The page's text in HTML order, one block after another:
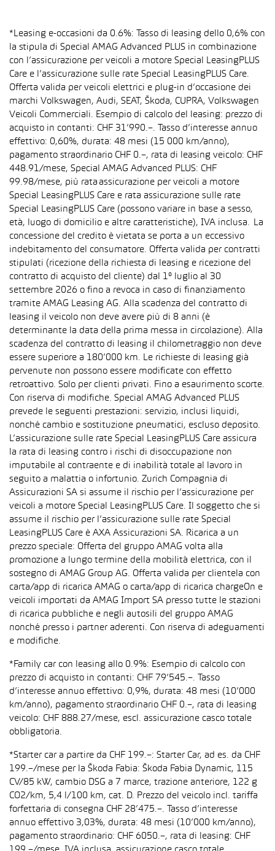
*Leasing e-occasioni da 0.6%: Tasso di leasing dello 0,6% con
la stipula di Special AMAG Advanced PLUS in combinazione
con l’assicurazione per veicoli a motore Special LeasingPLUS
Care e l’assicurazione sulle rate Special LeasingPLUS Care.
Offerta valida per veicoli elettrici e plug-in d’occasione dei
marchi Volkswagen, Audi, SEAT, Škoda, CUPRA, Volkswagen
Veicoli Commerciali. Esempio di calcolo del leasing: prezzo di
acquisto in contanti: CHF 31’990.–. Tasso d’interesse annuo
effettivo: 0,60%, durata: 48 mesi (15 000 km/anno),
pagamento straordinario CHF 0.–, rata di leasing veicolo: CHF
448.91/mese, Special AMAG Advanced PLUS: CHF
99.98/mese, più rata assicurazione per veicoli a motore
Special LeasingPLUS Care e rata assicurazione sulle rate
Special LeasingPLUS Care (possono variare in base a sesso,
età, luogo di domicilio e altre caratteristiche), IVA inclusa. La
concessione del credito è vietata se porta a un eccessivo
indebitamento del consumatore. Offerta valida per contratti
stipulati (ricezione della richiesta di leasing e ricezione del
contratto di acquisto del cliente) dal 1° luglio al 30
settembre 2026 o fino a revoca in caso di finanziamento
tramite AMAG Leasing AG. Alla scadenza del contratto di
leasing il veicolo non deve avere più di 8 anni (è
determinante la data della prima messa in circolazione). Alla
scadenza del contratto di leasing il chilometraggio non deve
essere superiore a 180’000 km. Le richieste di leasing già
pervenute non possono essere modificate con effetto
retroattivo. Solo per clienti privati. Fino a esaurimento scorte.
Con riserva di modifiche. Special AMAG Advanced PLUS
prevede le seguenti prestazioni: servizio, inclusi liquidi,
nonché cambio e sostituzione pneumatici, escluso deposito.
L’assicurazione sulle rate Special LeasingPLUS Care assicura
la rata di leasing contro i rischi di disoccupazione non
imputabile al contraente e di inabilità totale al lavoro in
seguito a malattia o infortunio. Zurich Compagnia di
Assicurazioni SA si assume il rischio per l’assicurazione per
veicoli a motore Special LeasingPLUS Care. Il soggetto che si
assume il rischio per l’assicurazione sulle rate Special
LeasingPLUS Care è AXA Assicurazioni SA. Ricarica a un
prezzo speciale: Offerta del gruppo AMAG volta alla
promozione a lungo termine della mobilità elettrica, con il
sostegno di AMAG Group AG. Offerta valida per clientela con
carta/app di ricarica AMAG o carta/app di ricarica chargeOn e
veicoli importati da AMAG Import SA presso tutte le stazioni
di ricarica pubbliche e negli autosili del gruppo AMAG
nonché presso i partner aderenti. Con riserva di adeguamenti
e modifiche.
*Family car con leasing allo 0.9%: Esempio di calcolo con
prezzo di acquisto in contanti: CHF 79’545.–. Tasso
d’interesse annuo effettivo: 0,9%, durata: 48 mesi (10’000
km/anno), pagamento straordinario CHF 0.–, rata di leasing
veicolo: CHF 888.27/mese, escl. assicurazione casco totale
obbligatoria.
*Starter car a partire da CHF 199.–: Starter Car, ad es. da CHF
199.–/mese per la Škoda Fabia: Škoda Fabia Dynamic, 115
CV/85 kW, cambio DSG a 7 marce, trazione anteriore, 122 g
CO2/km, 5,4 l/100 km, cat. D. Prezzo del veicolo incl. tariffa
forfettaria di consegna CHF 28’475.–. Tasso d’interesse
annuo effettivo 3,03%, durata: 48 mesi (10’000 km/anno),
pagamento straordinario: CHF 6050.–, rata di leasing: CHF